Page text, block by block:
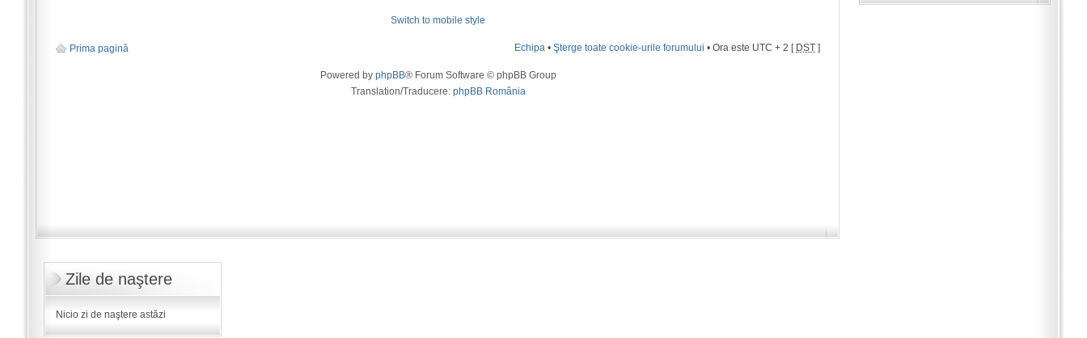
Switch to mobile style
Prima pagină Echipa •Şterge toate cookie-urile forumului • Ora este UTC + 2 [ DST ]
Powered by phpBB® Forum Software © phpBB Group
Translation/Traducere: phpBB România
Zile de naştere
Nicio zi de naştere astăzi